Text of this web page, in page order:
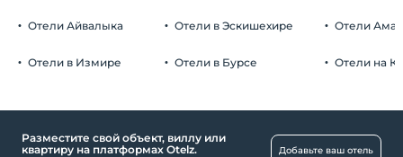
Отели Айвалыка
Отели в Измире
Отели в Эскишехире
Отели в Бурсе
Отели
Отели на
Разместите свой объект, виллу или
квартиру на платформах Otelz.
Добавьте ваш отель